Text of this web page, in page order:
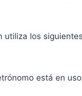
los
está en